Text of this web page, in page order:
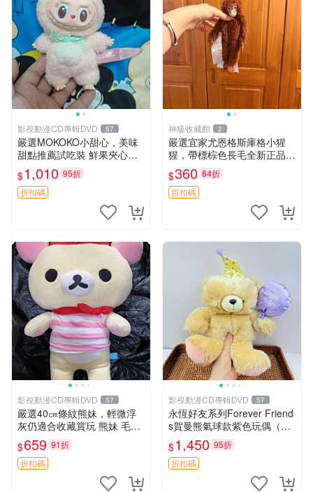
影視動漫CD專輯DVD 57
嚴選MOKOKO小甜心，美味
甜點推薦試吃裝 鮮果夾心糖
果，甜蜜滋味享不停 薄荷草
莓 奶油心 60粒 mini小甜心糖
果，水果味夾心零食裝 心形
$1,010 95折
折扣碼
神級收藏館 2
嚴選宜家尤恩格斯庫格小猩
猩，帶標棕色長毛全新正品，
保存極佳。 宜家 尤恩格斯 庫
格小猩猩
$360 84折
折扣碼
影視動漫CD專輯DVD 57
嚴選40㎝條紋熊妹，輕微浮
灰仍適合收藏賞玩 熊妹 毛絨
玩具 浮雕熊
$659 91折
折扣碼
影視動漫CD專輯DVD 57
永恆好友系列Forever Friend
s賀曼熊氣球款紫色玩偶（鼻
子稍有磨損） 中古玩具 氣球
熊 玩偶
$1,450 95折
折扣碼